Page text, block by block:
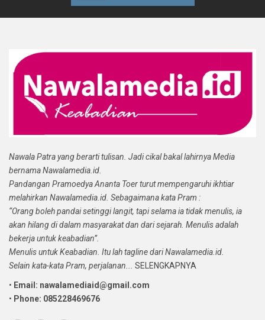
Nawala Patra yang berarti tulisan. Jadi cikal bakal lahirnya Media
bernama Nawalamedia.id.
Pandangan Pramoedya Ananta Toer turut mempengaruhi ikhtiar
melahirkan Nawalamedia.id. Sebagaimana kata Pram :
“Orang boleh pandai setinggi langit, tapi selama ia tidak menulis, ia
akan hilang di dalam masyarakat dan dari sejarah. Menulis adalah
bekerja untuk keabadian”.
Menulis untuk Keabadian. Itu lah tagline dari Nawalamedia.id.
Selain kata-kata Pram, perjalanan... SELENGKAPNYA
• Email: nawalamediaid@gmail.com
• Phone: 085228469676